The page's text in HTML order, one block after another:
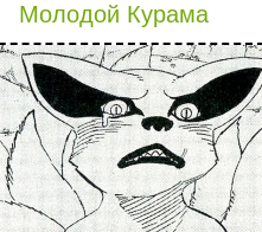
Молодой Курама